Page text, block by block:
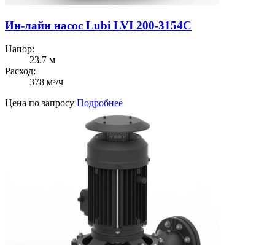
Ин-лайн насос Lubi LVI 200-3154C
Напор:
23.7 м
Расход:
378 м³/ч
Цена по запросу Подробнее